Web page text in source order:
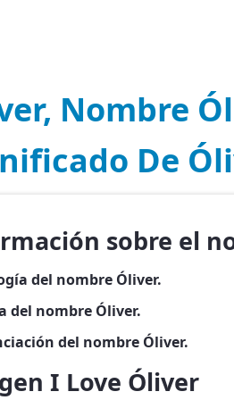
Nombre
De
sobre el
del nombre Óliver.
del nombre Óliver.
del nombre Óliver.
I Love Óliver